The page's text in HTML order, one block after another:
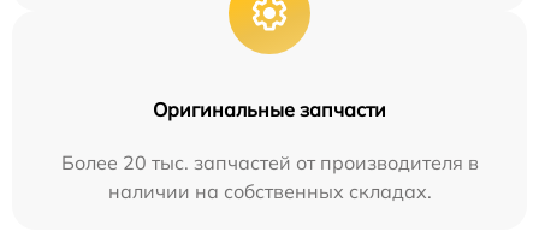
Оригинальные запчасти
Более 20 тыс. запчастей от производителя в
наличии на собственных складах.